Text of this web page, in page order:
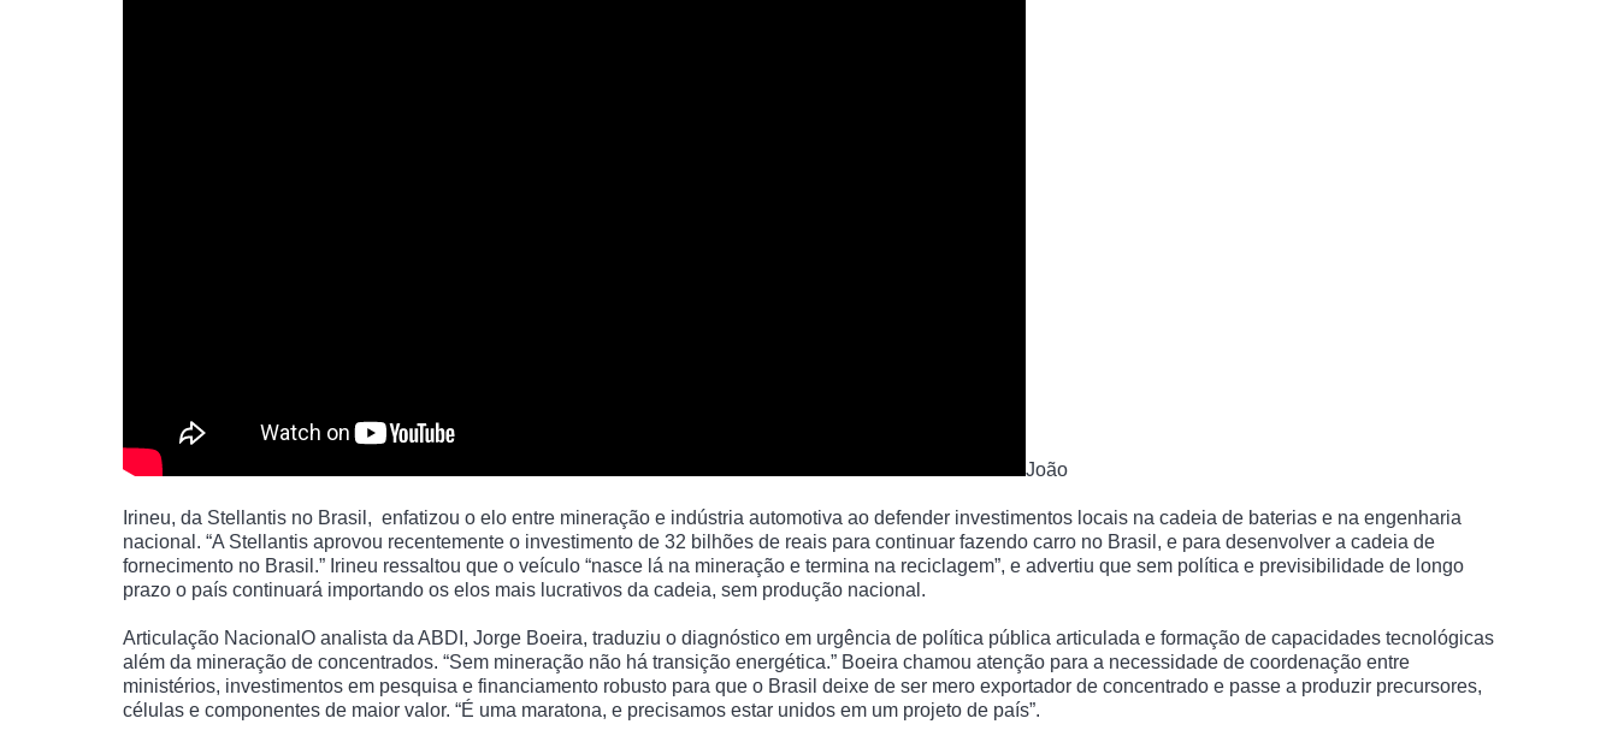
João
Irineu, da Stellantis no Brasil, enfatizou o elo entre mineração e indústria automotiva ao defender investimentos locais na cadeia de baterias e na engenharia
nacional. “A Stellantis aprovou recentemente o investimento de 32 bilhões de reais para continuar fazendo carro no Brasil, e para desenvolver a cadeia de
fornecimento no Brasil.” Irineu ressaltou que o veículo “nasce lá na mineração e termina na reciclagem”, e advertiu que sem política e previsibilidade de longo
prazo o país continuará importando os elos mais lucrativos da cadeia, sem produção nacional.
Articulação NacionalO analista da ABDI, Jorge Boeira, traduziu o diagnóstico em urgência de política pública articulada e formação de capacidades tecnológicas
além da mineração de concentrados. “Sem mineração não há transição energética.” Boeira chamou atenção para a necessidade de coordenação entre
ministérios, investimentos em pesquisa e financiamento robusto para que o Brasil deixe de ser mero exportador de concentrado e passe a produzir precursores,
células e componentes de maior valor. “É uma maratona, e precisamos estar unidos em um projeto de país”.